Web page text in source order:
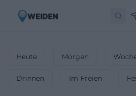
Heute Morgen
Drinnen Im Freien